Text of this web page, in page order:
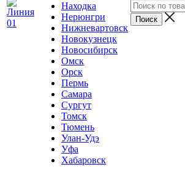
Находка
Нерюнгри
Нижневартовск
Новокузнецк
Новосибирск
Омск
Орск
Пермь
Самара
Сургут
Томск
Тюмень
Улан-Удэ
Уфа
Хабаровск